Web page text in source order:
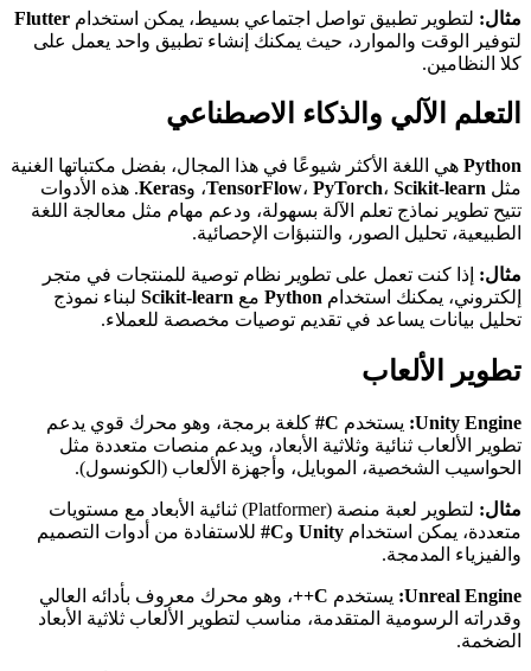
مثال: لتطوير تطبيق تواصل اجتماعي بسيط، يمكن استخدام Flutter
لتوفير الوقت والموارد، حيث يمكنك إنشاء تطبيق واحد يعمل على
كلا النظامين.
التعلم الآلي والذكاء الاصطناعي
Python هي اللغة الأكثر شيوعًا في هذا المجال، بفضل مكتباتها الغنية
مثل
TensorFlow، PyTorch، Scikit-learn ، وKeras. هذه الأدوات
تتيح تطوير نماذج تعلم الآلة بسهولة، ودعم مهام مثل معالجة اللغة
الطبيعية، تحليل الصور، والتنبؤات الإحصائية.
مثال: إذا كنت تعمل على تطوير نظام توصية للمنتجات في متجر
إلكتروني، يمكنك استخدام Python مع Scikit-learn لبناء نموذج
تحليل بيانات يساعد في تقديم توصيات مخصصة للعملاء.
تطوير الألعاب
Unity Engine: يستخدم C#
كلغة برمجة، وهو محرك قوي يدعم
تطوير الألعاب ثنائية وثلاثية الأبعاد، ويدعم منصات متعددة مثل
الحواسيب الشخصية، الموبايل، وأجهزة الألعاب (الكونسول).
مثال:
لتطوير لعبة منصة (Platformer) ثنائية الأبعاد مع مستويات
متعددة، يمكن استخدام Unity وC#
للاستفادة من أدوات التصميم
والفيزياء المدمجة.
Unreal Engine: يستخدم C++
، وهو محرك معروف بأدائه العالي
وقدراته الرسومية المتقدمة، مناسب لتطوير الألعاب ثلاثية الأبعاد
الضخمة.